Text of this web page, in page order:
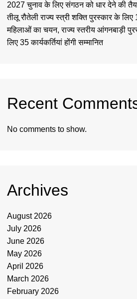
2027 चुनाव के लिए संगठन को धार देने की
तीलू रौतेली राज्य स्त्री शक्ति पुरस्कार के लिए
महिलाओं का चयन, राज्य स्तरीय आंगनबाड़ी
लिए 35 कार्यकर्तियां होंगी सम्मानित
Recent
No comments to show.
Archives
August 2026
July 2026
June 2026
May 2026
April 2026
March 2026
February 2026